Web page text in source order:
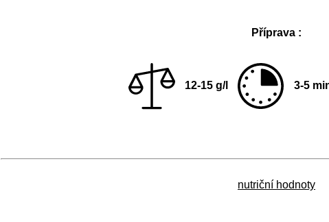
Příprava :
12-15 g/l 3-5
nutriční hodnoty